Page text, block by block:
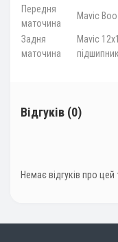
Передня
маточина
Mavic
Задня
маточина
Mavic
Відгуків (0)
Немає відгуків про цей